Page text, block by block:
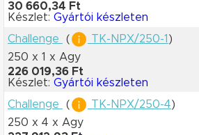
30 660,34 Ft
Készlet: Gyártói készleten
Challenge
( TK-NPX/250-1 )
250 x 1 x Agy
226 019,36 Ft
Készlet: Gyártói készleten
Challenge
( TK-NPX/250-4)
250 x 4 x Agy